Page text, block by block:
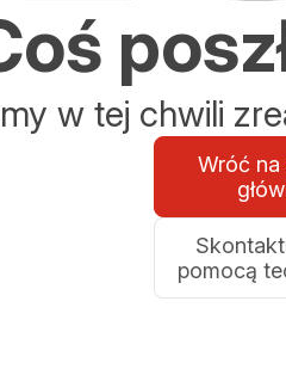
w tej chwili
Wróć na
pomocą